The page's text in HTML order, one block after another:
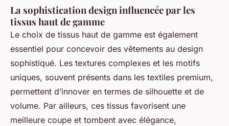
La sophistication design influencée par les
tissus haut de gamme
Le choix de tissus haut de gamme est également
essentiel pour concevoir des vêtements au design
sophistiqué. Les textures complexes et les motifs
uniques, souvent présents dans les textiles premium,
permettent d’innover en termes de silhouette et de
volume. Par ailleurs, ces tissus favorisent une
meilleure coupe et tombent avec élégance,